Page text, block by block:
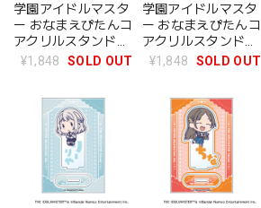
学園アイドルマスタ
ー おなまえぴたんコ
アクリルスタンド
C：藤田ことね
¥1,848 SOLD OUT
学園アイドルマスタ
ー おなまえぴたんコ
アクリルスタンド
D：雨夜 燕
¥1,848 SOLD OUT